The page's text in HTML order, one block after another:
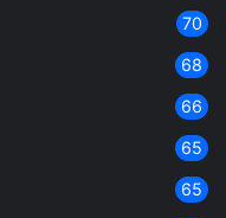
70
68
66
65
65